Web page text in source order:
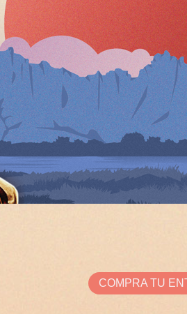
COMPRA TU